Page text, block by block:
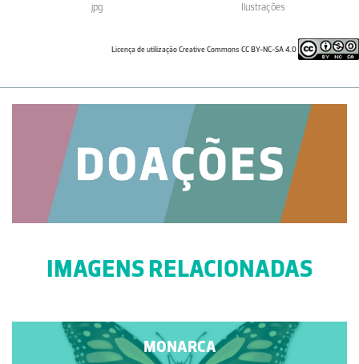
.jpg Ilustrações
Licença de utilização Creative Commons CC BY-NC-SA 4.0
IMAGENS RELACIONADAS
MONARCA